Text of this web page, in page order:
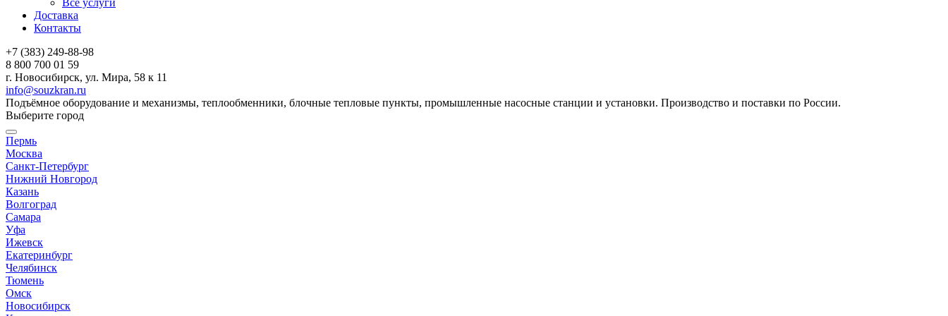
Доставка
Контакты
+7 (383) 249-88-98
8 800 700 01 59
г. Новосибирск, ул. Мира, 58 к 11
info@souzkran.ru
Подъёмное оборудование и механизмы, теплообменники, блочные тепловые пункты, промышленные насосные станции и установки. Производство и поставки по России.
Выберите город
Пермь
Москва
Санкт-Петербург
Нижний Новгород
Казань
Волгоград
Самара
Уфа
Ижевск
Екатеринбург
Челябинск
Тюмень
Омск
Новосибирск